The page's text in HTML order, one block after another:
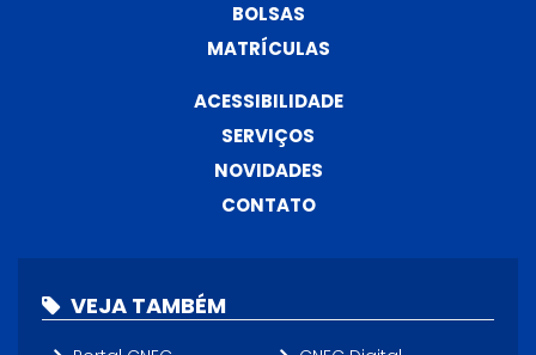
BOLSAS
MATRÍCULAS
ACESSIBILIDADE
SERVIÇOS
NOVIDADES
CONTATO
VEJA TAMBÉM